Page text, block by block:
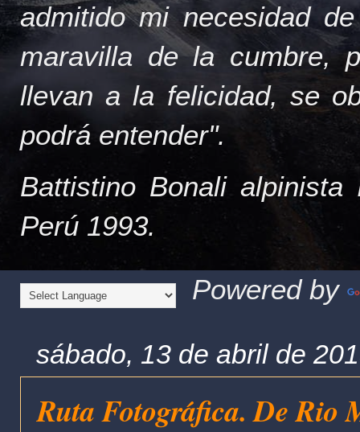
admitido mi necesidad
maravilla de la cumbre,
llevan a la felicidad, se
podrá entender".
Battistino Bonali
Perú 1993.
Powered by
sábado, 13 de abril de
Ruta Fotográfica. De Rio